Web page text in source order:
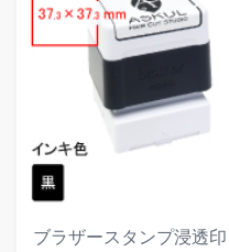
ブラザースタンプ浸透印